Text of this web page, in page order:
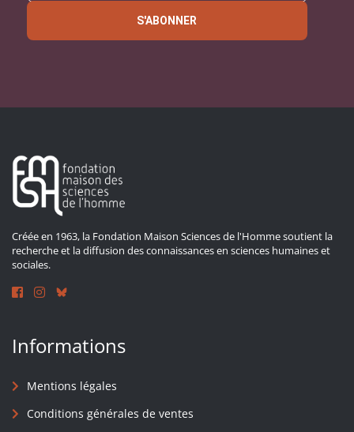
S'ABONNER
Créée en 1963, la Fondation Maison Sciences de l'Homme soutient la
recherche et la diffusion des connaissances en sciences humaines et
sociales.
Informations
Mentions légales
Conditions générales de ventes